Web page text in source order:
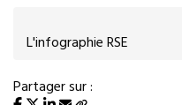
L'infographie RSE
Partager sur :